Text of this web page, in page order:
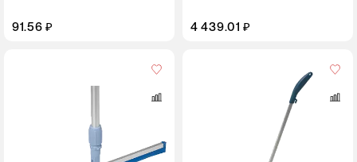
91.56 ₽ 4 439.01 ₽